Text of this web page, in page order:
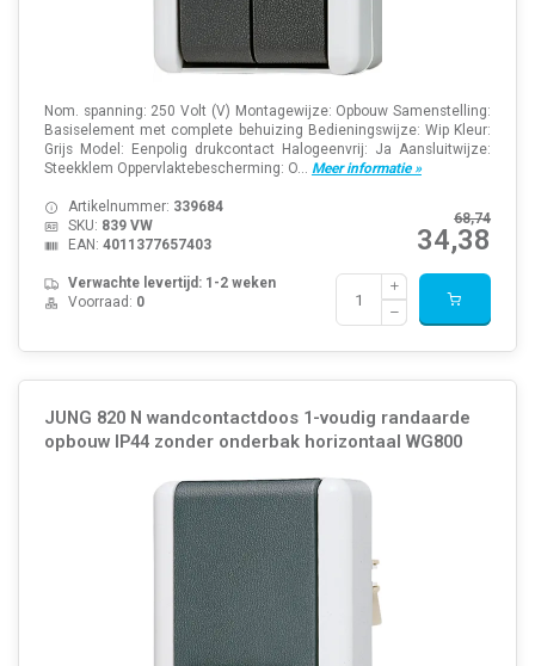
Nom. spanning: 250 Volt (V) Montagewijze: Opbouw Samenstelling:
Basiselement met complete behuizing Bedieningswijze: Wip Kleur:
Grijs Model: Eenpolig drukcontact Halogeenvrij: Ja Aansluitwijze:
Steekklem Oppervlaktebescherming: O... Meer informatie »
68,74
34,38
Artikelnummer: 339684
SKU: 839 VW
EAN: 4011377657403
Verwachte levertijd: 1-2 weken
Voorraad: 0
JUNG 820 N wandcontactdoos 1-voudig randaarde
opbouw IP44 zonder onderbak horizontaal WG800